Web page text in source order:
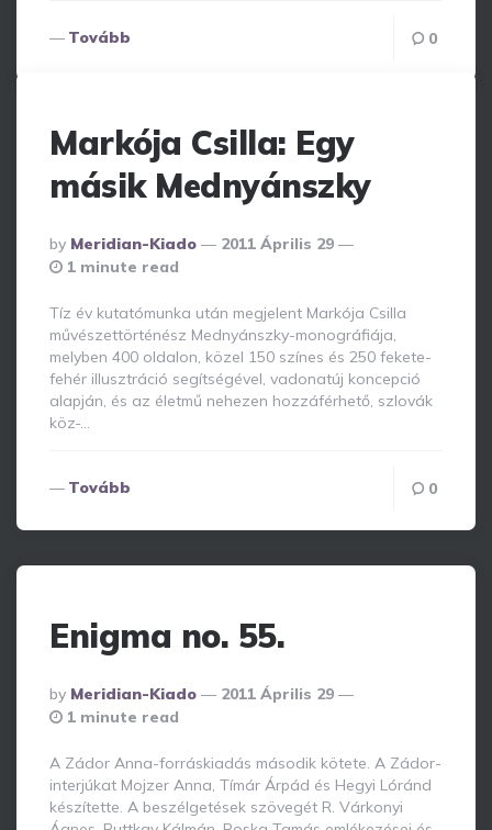
Tovább 0
Markója Csilla: Egy
másik Mednyánszky
Posted
By
By Meridian-Kiado
2011 Április 29
1 minute read
Tíz év kutatómunka után megjelent Markója Csilla
művészettörténész Mednyánszky-monográfiája,
melyben 400 oldalon, közel 150 színes és 250 fekete-
fehér illusztráció segítségével, vadonatúj koncepció
alapján, és az életmű nehezen hozzáférhető, szlovák
köz-…
Tovább 0
Enigma no. 55.
Posted
By
By Meridian-Kiado
2011 Április 29
1 minute read
A Zádor Anna-forráskiadás második kötete. A Zádor-
interjúkat Mojzer Anna, Tímár Árpád és Hegyi Lóránd
készítette. A beszélgetések szövegét R. Várkonyi